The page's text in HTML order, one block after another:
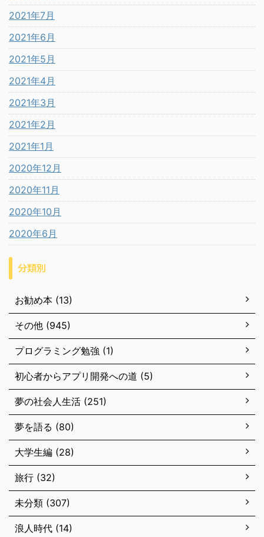
2021年7月
2021年6月
2021年5月
2021年4月
2021年3月
2021年2月
2021年1月
2020年12月
2020年11月
2020年10月
2020年6月
分類別
お勧め本 (13)
その他 (945)
プログラミング勉強 (1)
初心者からアプリ開発への道 (5)
夢の社会人生活 (251)
夢を語る (80)
大学生編 (28)
旅行 (32)
未分類 (307)
浪人時代 (14)